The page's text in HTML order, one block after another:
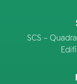
SCS –